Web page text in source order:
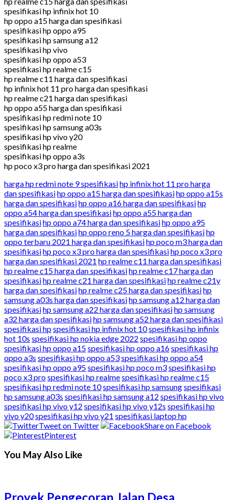
spesifikasi hp infinix hot 10
hp oppo a15 harga dan spesifikasi
spesifikasi hp oppo a95
spesifikasi hp samsung a12
spesifikasi hp vivo
spesifikasi hp oppo a53
spesifikasi hp realme c15
hp realme c11 harga dan spesifikasi
hp infinix hot 11 pro harga dan spesifikasi
hp realme c21 harga dan spesifikasi
hp oppo a55 harga dan spesifikasi
spesifikasi hp redmi note 10
spesifikasi hp samsung a03s
spesifikasi hp vivo y20
spesifikasi hp realme
spesifikasi hp oppo a3s
hp poco x3 pro harga dan spesifikasi 2021
harga hp redmi note 9 spesifikasihp infinix hot 11 pro harga
dan spesifikasihp oppo a15 harga dan spesifikasihp oppo a15s
harga dan spesifikasihp oppo a16 harga dan spesifikasihp
oppo a54 harga dan spesifikasihp oppo a55 harga dan
spesifikasihp oppo a74 harga dan spesifikasihp oppo a95
harga dan spesifikasihp oppo reno 5 harga dan spesifikasihp
oppo terbaru 2021 harga dan spesifikasihp poco m3 harga dan
spesifikasihp poco x3 pro harga dan spesifikasihp poco x3 pro
harga dan spesifikasi 2021 hp realme c11 harga dan spesifikasi
hp realme c15 harga dan spesifikasihp realme c17 harga dan
spesifikasihp realme c21 harga dan spesifikasihp realme c21y
harga dan spesifikasihp realme c25 harga dan spesifikasihp
samsung a03s harga dan spesifikasihp samsung a12 harga dan
spesifikasihp samsung a22 harga dan spesifikasihp samsung
a32 harga dan spesifikasihp samsung a52 harga dan spesifikasi
spesifikasi hpspesifikasi hp infinix hot 10spesifikasi hp infinix
hot 10s spesifikasi hp nokia edge 2022 spesifikasi hp oppo
spesifikasi hp oppo a15spesifikasi hp oppo a16spesifikasi hp
oppo a3s spesifikasi hp oppo a53spesifikasi hp oppo a54
spesifikasi hp oppo a95spesifikasi hp poco m3spesifikasi hp
poco x3 prospesifikasi hp realmespesifikasi hp realme c15
spesifikasi hp redmi note 10spesifikasi hp samsungspesifikasi
hp samsung a03s spesifikasi hp samsung a12 spesifikasi hp vivo
spesifikasi hp vivo y12 spesifikasi hp vivo y12s spesifikasi hp
vivo y20spesifikasi hp vivo y21 spesifikasi laptop hp
Tweet on Twitter
Share on Facebook
Pinterest
You May Also Like